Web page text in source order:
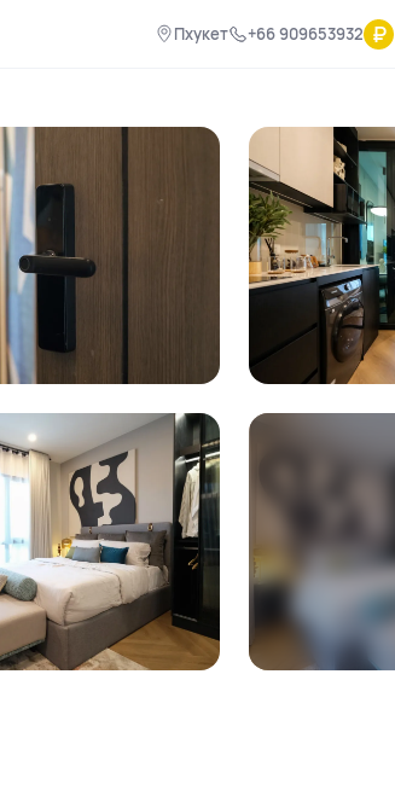
Пхукет +66 909653932 ₽